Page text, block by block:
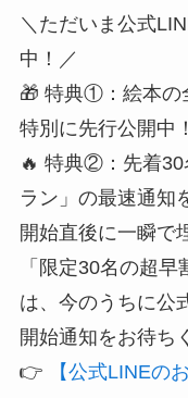
＼ただいま公式
中！／
​🎁 特典①：絵本の
特別に先行公開中！
🔥 特典②：先着30
ラン」の最速通知
開始直後に一瞬で
「限定30名の超
は、今のうちに公
開始通知をお待ち
​👉
【公式LINEの